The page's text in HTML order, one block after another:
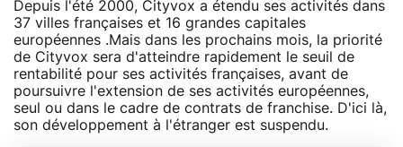
Depuis l'été 2000, Cityvox a étendu ses activités dans
37 villes françaises et 16 grandes capitales
européennes .Mais dans les prochains mois, la priorité
de Cityvox sera d'atteindre rapidement le seuil de
rentabilité pour ses activités françaises, avant de
poursuivre l'extension de ses activités européennes,
seul ou dans le cadre de contrats de franchise. D'ici là,
son développement à l'étranger est suspendu.